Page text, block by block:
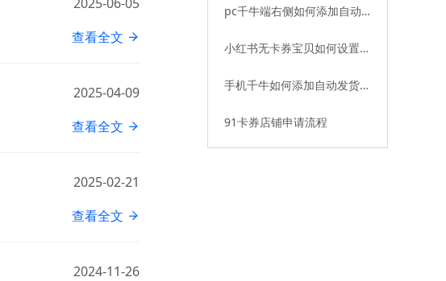
查看全文
2025-04-09
查看全文
2025-02-21
查看全文
2024-11-26
pc千牛端右侧如何添加自动
小红书无卡券宝贝如何设置自
手机千牛如何添加自动发货插
91卡券店铺申请流程